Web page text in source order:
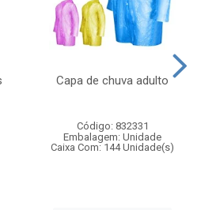
Capa de chuva adulto
Código: 832331
Embalagem: Unidade
Caixa Com: 144 Unidade(s)